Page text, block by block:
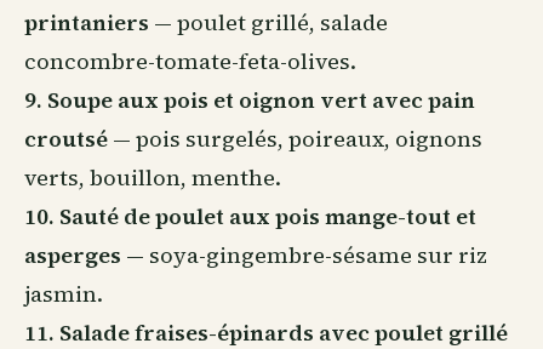
printaniers — poulet grillé, salade
concombre-tomate-feta-olives.
9. Soupe aux pois et oignon vert avec pain
croutsé — pois surgelés, poireaux, oignons
verts, bouillon, menthe.
10. Sauté de poulet aux pois mange-tout et
asperges — soya-gingembre-sésame sur riz
jasmin.
11. Salade fraises-épinards avec poulet grillé